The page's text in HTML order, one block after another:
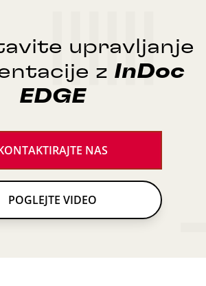
upravljanje
z InDoc
EDGE
NAS
POGLEJTE VIDEO